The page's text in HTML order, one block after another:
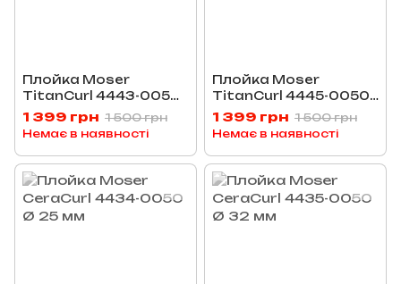
Плойка Moser
TitanCurl 4443-0050
Ø 19 мм
1 399 грн 1 500 грн
Немає в наявності
Плойка Moser
TitanCurl 4445-0050
Ø 32 мм
1 399 грн 1 500 грн
Немає в наявності